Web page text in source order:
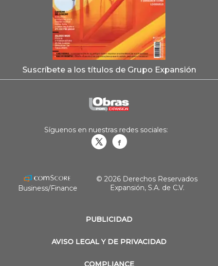
Suscríbete a los títulos de Grupo Expansión
PUBLICIDAD
AVISO LEGAL Y DE PRIVACIDAD
COMPLIANCE
Síguenos en nuestras redes sociales:
Business/Finance
© 2026 Derechos Reservados
Expansión, S.A. de C.V.